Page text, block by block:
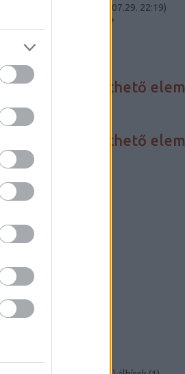
2023.07.29. 22:19)
Összeomlik a civilizációnk?
HÍREINK
Nincs megjeleníthető elem
Nincs megjeleníthető elem
Biomass
LINKEK
Darwin-nap
Társaság